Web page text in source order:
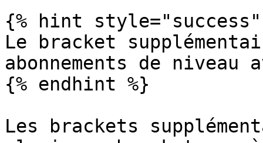
{% hint style="success"
Le bracket
abonnements de niveau
{% endhint %}
Les brackets